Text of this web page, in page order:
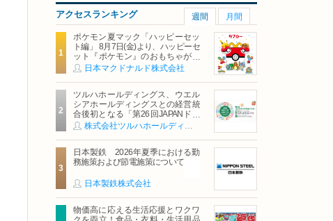
アクセスランキング 週間 月間
ポケモン夏マック「ハッピーセッ
ト編」 8月7日(金)より、ハッピーセ
ット『ポケモン』のおもちゃが期
間限定登場
日本マクドナルド株式会社
ツルハホールディングス、ウエル
シアホールディングスとの経営統
合後初となる「第26回JAPANドラ
ッグストアショー」に出展
株式会社ツルハホールディングス
日本製鉄 2026年夏季における勤
務施策および節電施策について
日本製鉄株式会社
物価高に応える生活応援とワクワ